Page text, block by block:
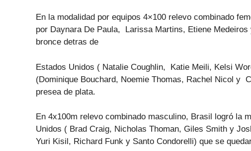
En la modalidad por equipos 4×100 relevo combinado
por Daynara De Paula, Larissa Martins, Etiene
bronce detras de
Estados Unidos ( Natalie Coughlin, Katie Meili, Kelsi
(Dominique Bouchard, Noemie Thomas, Rachel Nicol y
presea de plata.
En 4x100m relevo combinado masculino, Brasil logró la
Unidos ( Brad Craig, Nicholas Thoman, Giles Smith y
Yuri Kisil, Richard Funk y Santo Condorelli) que se